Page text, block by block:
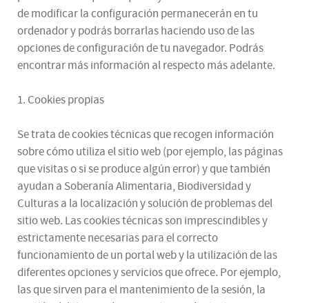
de modificar la configuración permanecerán en tu
ordenador y podrás borrarlas haciendo uso de las
opciones de configuración de tu navegador. Podrás
encontrar más información al respecto más adelante.
1. Cookies propias
Se trata de cookies técnicas que recogen información
sobre cómo utiliza el sitio web (por ejemplo, las páginas
que visitas o si se produce algún error) y que también
ayudan a Soberanía Alimentaria, Biodiversidad y
Culturas a la localización y solución de problemas del
sitio web. Las cookies técnicas son imprescindibles y
estrictamente necesarias para el correcto
funcionamiento de un portal web y la utilización de las
diferentes opciones y servicios que ofrece. Por ejemplo,
las que sirven para el mantenimiento de la sesión, la